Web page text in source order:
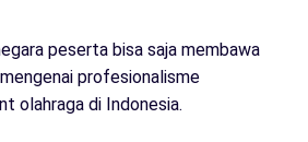
peserta bisa saja membawa
profesionalisme
olahraga di Indonesia.